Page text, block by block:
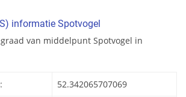
informatie Spotvogel
van middelpunt Spotvogel in
52.342065707069